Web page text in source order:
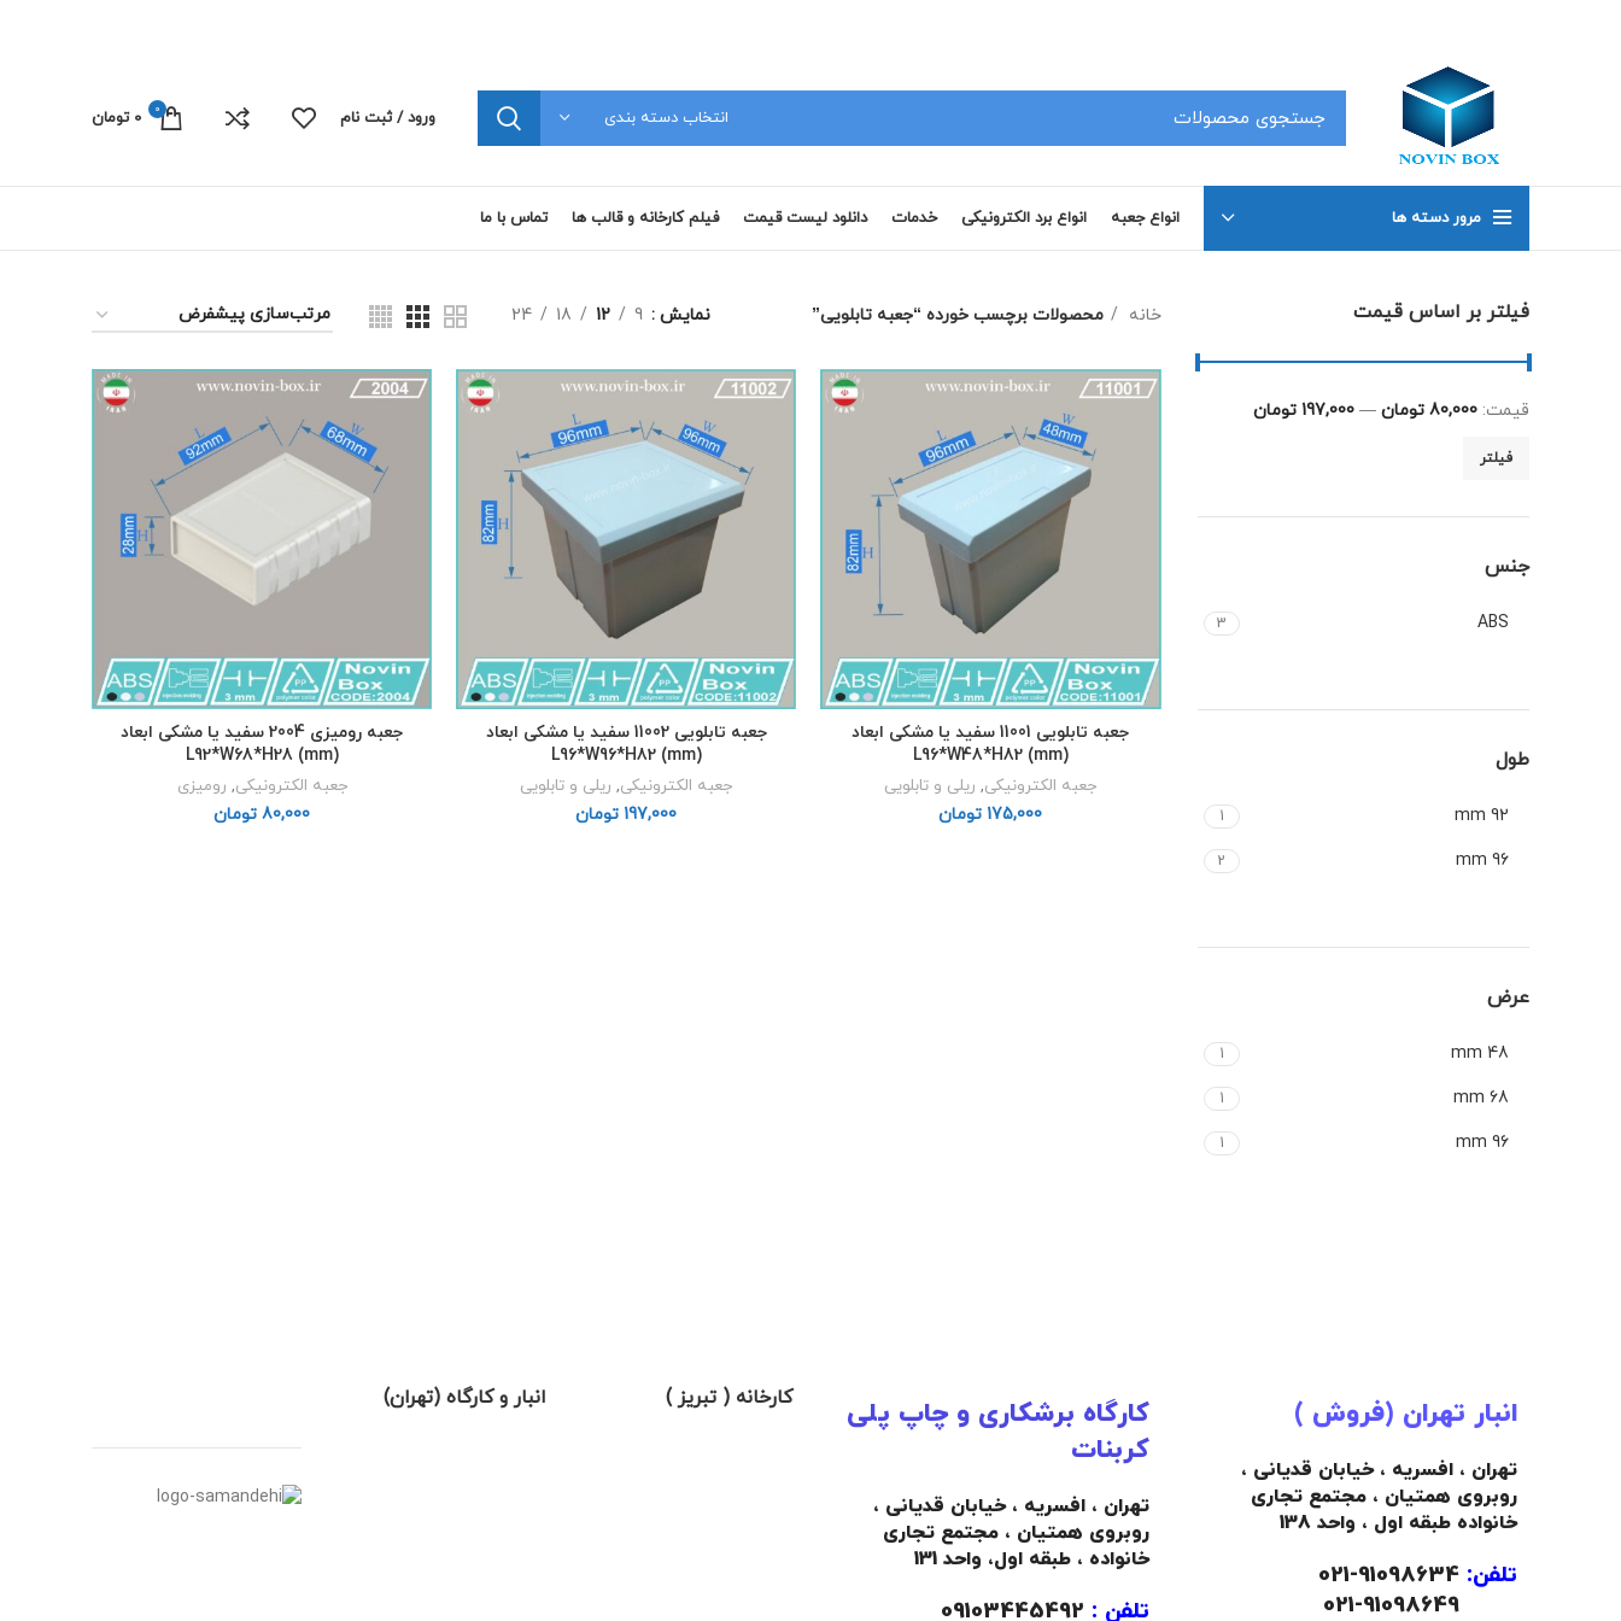
انتخاب دسته بندی ورود / ثبت نام 0
0 تومان
مرور دسته ها انواع جعبه انواع برد الکترونیکی خدمات دانلود لیست قیمت فیلم کارخانه و قالب ها تماس با ما
فیلتر بر اساس قیمت
فیلتر
قیمت: 80,000 تومان — 197,000 تومان
جنس
ABS
3
طول
92 mm
1
96 mm
2
عرض
48 mm
1
68 mm
1
96 mm
1
خانه محصولات برچسب خورده “جعبه تابلویی” نمایش 9
12
18
24
جعبه تابلویی 11001 سفید یا مشکی ابعاد
L96*W48*H82 (mm)
جعبه الکترونیکی, ریلی و تابلویی
تومان
جعبه تابلویی 11002 سفید یا مشکی ابعاد
L96*W96*H82 (mm)
جعبه الکترونیکی, ریلی و تابلویی
تومان
جعبه رومیزی 2004 سفید یا مشکی ابعاد
L92*W68*H28 (mm)
جعبه الکترونیکی, رومیزی
تومان
انبار تهران (فروش )
تهران ، افسریه ، خیابان قدیانی ،
روبروی همتیان ، مجتمع تجاری
خانواده طبقه اول ، واحد 138
تلفن:
کارگاه برشکاری و چاپ پلی
کربنات
تهران ، افسریه ، خیابان قدیانی ،
روبروی همتیان ، مجتمع تجاری
خانواده ،طبقه اول، واحد 131
تلفن :
کارخانه ( تبریز ) انبار و کارگاه (تهران)